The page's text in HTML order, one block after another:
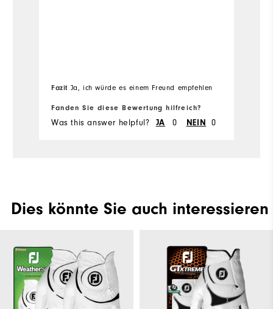
Fazit Ja, ich würde es einem Freund empfehlen
Fanden Sie diese Bewertung hilfreich?
Was this answer helpful? JA 0 NEIN 0
Dies könnte Sie auch interessieren